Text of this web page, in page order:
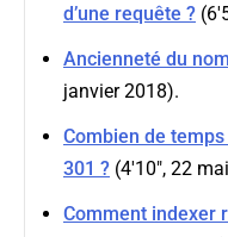
d’une requête ?
Ancienneté du
janvier 2018).
Combien de
301 ?(4'10", 22
Comment indexer